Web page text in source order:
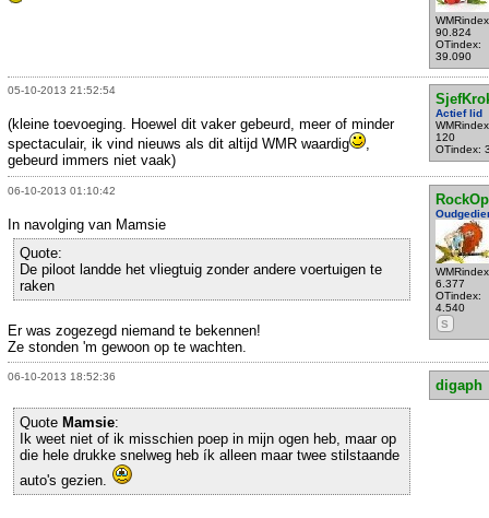
90.824
OTindex:
39.090
05-10-2013 21:52:54
Actief lid
120
OTindex:
(kleine toevoeging. Hoewel dit vaker gebeurd, meer of minder
spectaculair, ik vind nieuws als dit altijd WMR waardig
,
gebeurd immers niet vaak)
06-10-2013 01:10:42
6.377
OTindex:
4.540
S
In navolging van Mamsie
Quote:
De piloot landde het vliegtuig zonder andere voertuigen te
raken
Er was zogezegd niemand te bekennen!
Ze stonden 'm gewoon op te wachten.
06-10-2013 18:52:36
digaph
Quote Mamsie:
Ik weet niet of ik misschien poep in mijn ogen heb, maar op
die hele drukke snelweg heb ík alleen maar twee stilstaande
auto's gezien.